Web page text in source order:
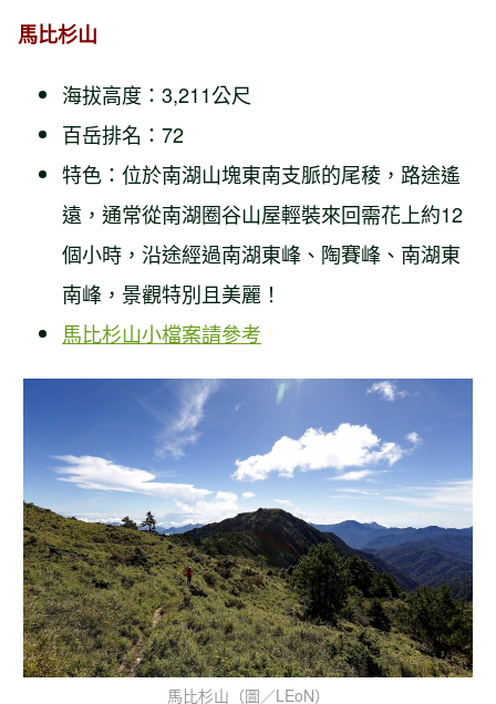
馬比杉山
海拔高度：3,211公尺
百岳排名：72
特色：位於南湖山塊東南支脈的尾稜，路途遙
遠，通常從南湖圈谷山屋輕裝來回需花上約12
個小時，沿途經過南湖東峰、陶賽峰、南湖東
南峰，景觀特別且美麗！
馬比杉山小檔案請參考
馬比杉山（圖／LEoN）